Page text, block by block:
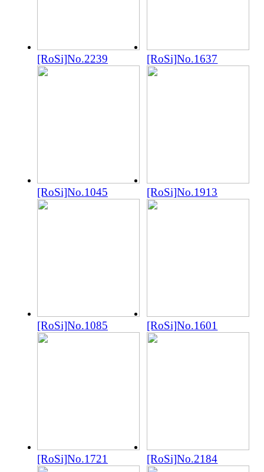
[RoSi]No.2239 [RoSi]No.1637
[RoSi]No.1045 [RoSi]No.1913
[RoSi]No.1085 [RoSi]No.1601
[RoSi]No.1721 [RoSi]No.2184